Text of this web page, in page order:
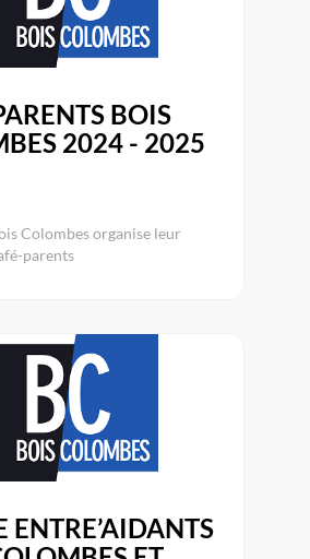
BOIS
2024 - 2025
Colombes organise leur
parents
ENTRE’AIDANTS